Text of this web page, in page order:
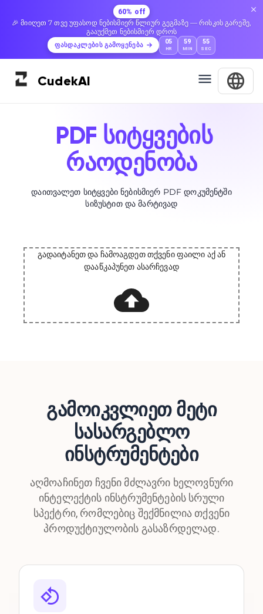
60% off
🎉 მიიღეთ 7 თვე უფასოდ ნებისმიერ წლიურ გეგმაზე — რისკის გარეშე,
გააუქმეთ ნებისმიერ დროს
ფასდაკლების გამოყენება 05
HR
59
MIN
54
SEC
CudekAI
PDF სიტყვების
რაოდენობა
დაითვალეთ სიტყვები ნებისმიერ PDF დოკუმენტში
სიზუსტით და მარტივად
გადაიტანეთ და ჩამოაგდეთ თქვენი ფაილი აქ ან
დააწკაპუნეთ ასარჩევად
გამოიკვლიეთ მეტი
სასარგებლო
ინსტრუმენტები
აღმოაჩინეთ ჩვენი მძლავრი ხელოვნური
ინტელექტის ინსტრუმენტების სრული
სპექტრი, რომლებიც შექმნილია თქვენი
პროდუქტიულობის გასაზრდელად.